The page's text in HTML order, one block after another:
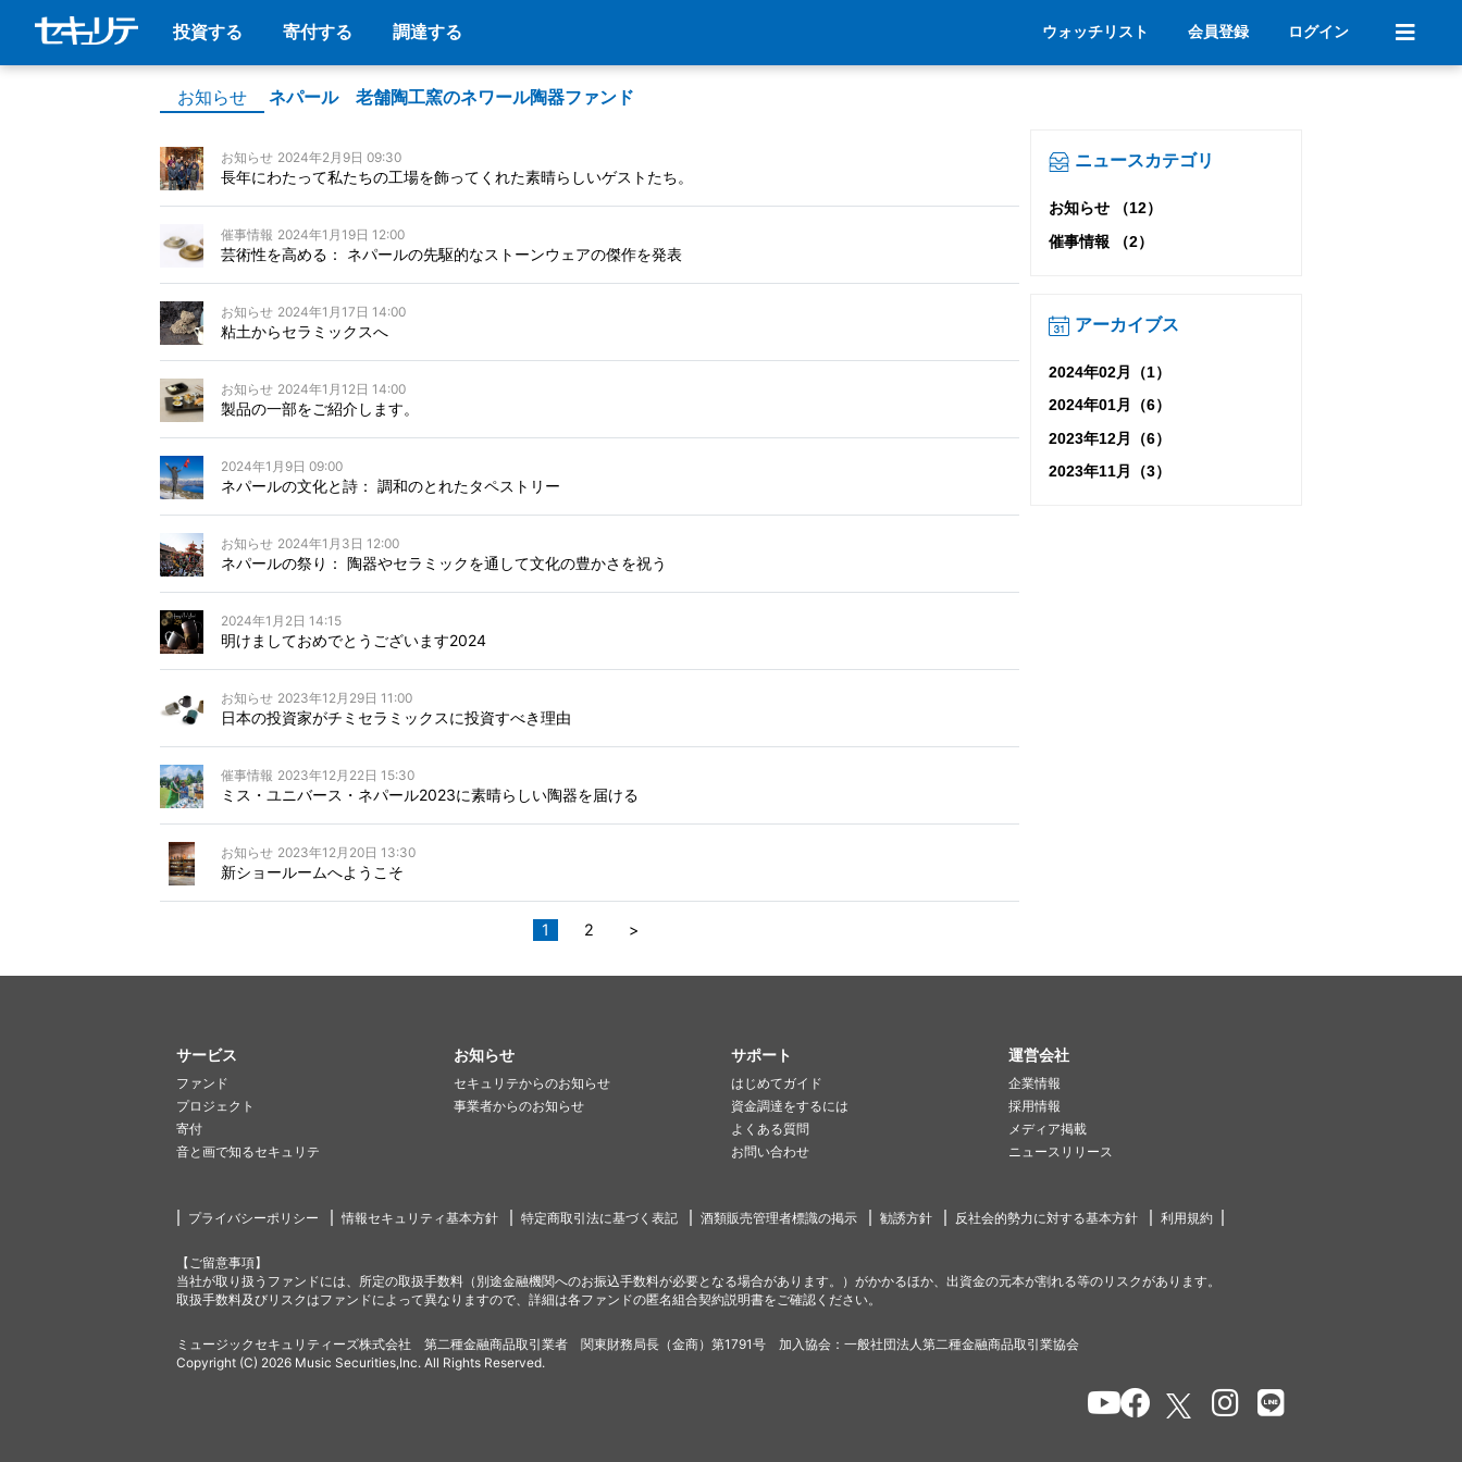
投資する 寄付する 調達する ウォッチリスト 会員登録 ログイン
お知らせ ネパール 老舗陶工窯のネワール陶器ファンド
お知らせ 2024年2月9日 09:30
長年にわたって私たちの工場を飾ってくれた素晴らしいゲストたち。
催事情報 2024年1月19日 12:00
芸術性を高める： ネパールの先駆的なストーンウェアの傑作を発表
お知らせ 2024年1月17日 14:00
粘土からセラミックスへ
お知らせ 2024年1月12日 14:00
製品の一部をご紹介します。
2024年1月9日 09:00
ネパールの文化と詩： 調和のとれたタペストリー
お知らせ 2024年1月3日 12:00
ネパールの祭り： 陶器やセラミックを通して文化の豊かさを祝う
2024年1月2日 14:15
明けましておめでとうございます2024
お知らせ 2023年12月29日 11:00
日本の投資家がチミセラミックスに投資すべき理由
催事情報 2023年12月22日 15:30
ミス・ユニバース・ネパール2023に素晴らしい陶器を届ける
お知らせ 2023年12月20日 13:30
新ショールームへようこそ
1 2 >
ニュースカテゴリ
お知らせ （12）
催事情報 （2）
アーカイブス
2024年02月（1）
2024年01月（6）
2023年12月（6）
2023年11月（3）
サービス
ファンド
プロジェクト
寄付
音と画で知るセキュリテ
お知らせ
セキュリテからのお知らせ
事業者からのお知らせ
サポート
はじめてガイド
資金調達をするには
よくある質問
お問い合わせ
運営会社
企業情報
採用情報
メディア掲載
ニュースリリース
プライバシーポリシー 情報セキュリティ基本方針 特定商取引法に基づく表記 酒類販売管理者標識の掲示 勧誘方針 反社会的勢力に対する基本方針 利用規約
【ご留意事項】
当社が取り扱うファンドには、所定の取扱手数料（別途金融機関へのお振込手数料が必要となる場合があります。）がかかるほか、出資金の元本が割れる等のリスクがあります。
取扱手数料及びリスクはファンドによって異なりますので、詳細は各ファンドの匿名組合契約説明書をご確認ください。
ミュージックセキュリティーズ株式会社 第二種金融商品取引業者 関東財務局長（金商）第1791号 加入協会：一般社団法人第二種金融商品取引業協会
Copyright (C) 2026 Music Securities,Inc. All Rights Reserved.